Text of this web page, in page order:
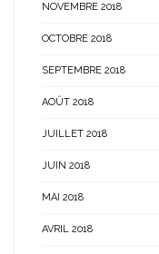
NOVEMBRE 2018
OCTOBRE 2018
SEPTEMBRE 2018
AOÛT 2018
JUILLET 2018
JUIN 2018
MAI 2018
AVRIL 2018